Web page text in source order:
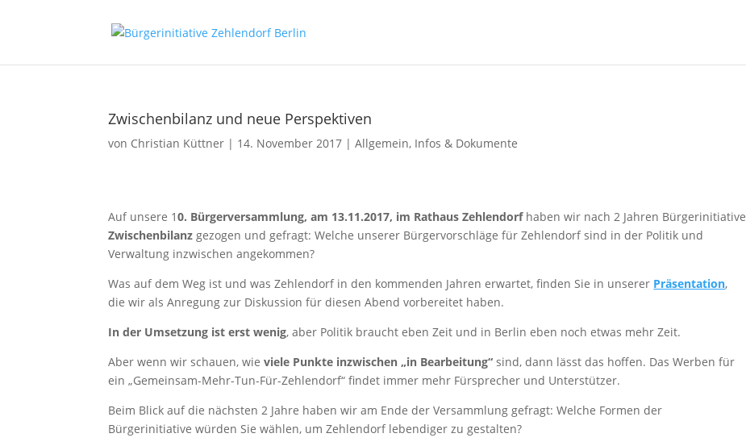
Zwischenbilanz und neue Perspektiven
von Christian Küttner | 14. November 2017 |Allgemein, Infos & Dokumente
Auf unsere 10. Bürgerversammlung, am 13.11.2017, im Rathaus Zehlendorfhaben wir nach 2 Jahren Bürgerinitiative
Zwischenbilanz gezogen und gefragt: Welche unserer Bürgervorschläge für Zehlendorf sind in der Politik und
Verwaltung inzwischen angekommen?
Was auf dem Weg ist und was Zehlendorf in den kommenden Jahren erwartet, finden Sie in unserer Präsentation,
die wir als Anregung zur Diskussion für diesen Abend vorbereitet haben.
In der Umsetzung ist erst wenig, aber Politik braucht eben Zeit und in Berlin eben noch etwas mehr Zeit.
Aber wenn wir schauen, wieviele Punkte inzwischen „in Bearbeitung“ sind, dann lässt das hoffen. Das Werben für
ein „Gemeinsam-Mehr-Tun-Für-Zehlendorf“ findet immer mehr Fürsprecher und Unterstützer.
Beim Blick auf die nächsten 2 Jahre haben wir am Ende der Versammlung gefragt: Welche Formen der
Bürgerinitiative würden Sie wählen, um Zehlendorf lebendiger zu gestalten?